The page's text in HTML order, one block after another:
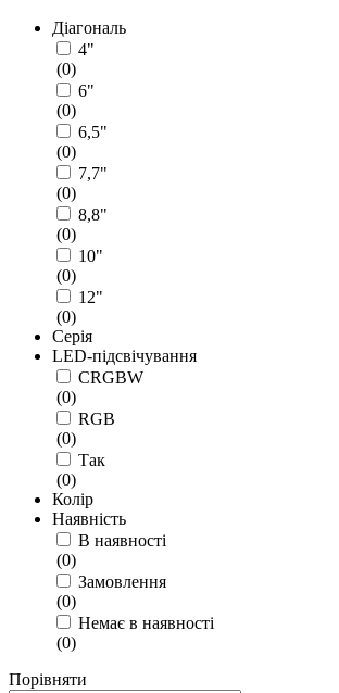
Діагональ
4"
(0)
6"
(0)
6,5"
(0)
7,7"
(0)
8,8"
(0)
10"
(0)
12"
(0)
Серія
LED-підсвічування
CRGBW
(0)
RGB
(0)
Так
(0)
Колір
Наявність
В наявності
(0)
Замовлення
(0)
Немає в наявності
(0)
Порівняти